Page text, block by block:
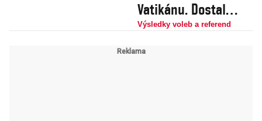
hlavně na
seniory
Vatikánu. Dostal
nábojnici
Výsledky voleb a referend